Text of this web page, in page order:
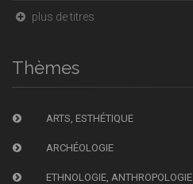
plus de titres
Thèmes
ARTS, ESTHÉTIQUE
ARCHÉOLOGIE
ETHNOLOGIE, ANTHROPOLOGIE